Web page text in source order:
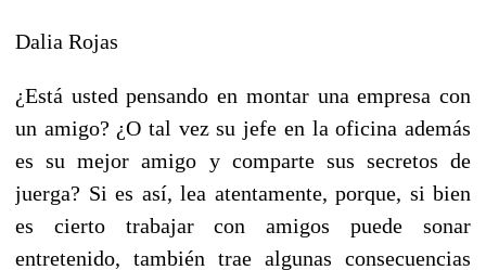
Dalia Rojas
¿Está usted pensando en montar una empresa con
un amigo? ¿O tal vez su jefe en la oficina además
es su mejor amigo y comparte sus secretos de
juerga? Si es así, lea atentamente, porque, si bien
es cierto trabajar con amigos puede sonar
entretenido, también trae algunas consecuencias